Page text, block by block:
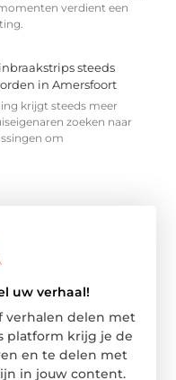
verdient een
steeds
in Amersfoort
krijgt steeds meer
zoeken naar
om
uw verhaal!
verhalen delen met
platform krijg je de
en te delen met
in jouw content.